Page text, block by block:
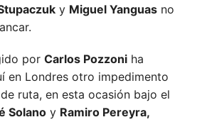
y Miguel Yanguas no
por Carlos Pozzoni ha
en Londres otro impedimento
ruta, en esta ocasión bajo el
Solano y Ramiro Pereyra,